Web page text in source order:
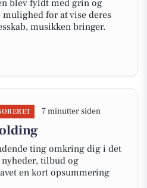
blev fyldt med grin og
for at vise deres
musikken bringer.
7 minutter siden
ting omkring dig i det
tilbud og
en kort opsummering